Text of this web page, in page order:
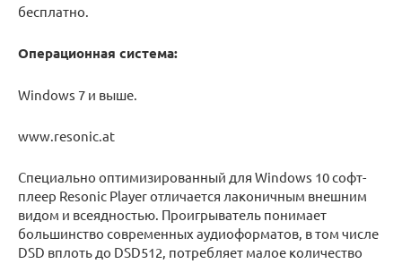
бесплатно.
Операционная система:
Windows 7 и выше.
www.resonic.at
Специально оптимизированный для Windows 10 софт-
плеер Resonic Player отличается лаконичным внешним
видом и всеядностью. Проигрыватель понимает
большинство современных аудиоформатов, в том числе
DSD вплоть до DSD512, потребляет малое количество